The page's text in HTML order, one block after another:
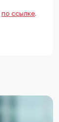
по ссылке.